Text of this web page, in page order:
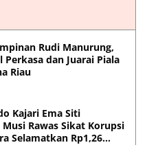
Rudi Manurung,
Perkasa dan Juarai Piala
Riau
Kajari Ema Siti
Rawas Sikat Korupsi
Selamatkan Rp1,26